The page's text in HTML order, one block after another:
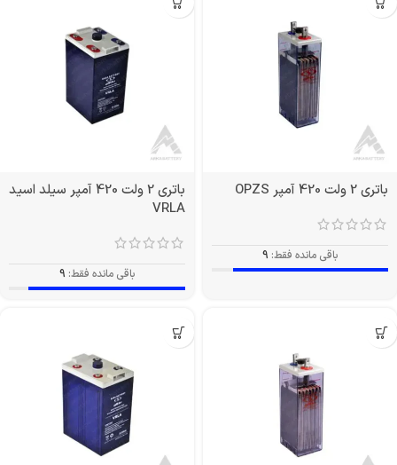
باتری 2 ولت 420 آمپر OPZS
باقی مانده فقط: 9
باتری 2 ولت 420 آمپر سیلد اسید
VRLA
باقی مانده فقط: 9